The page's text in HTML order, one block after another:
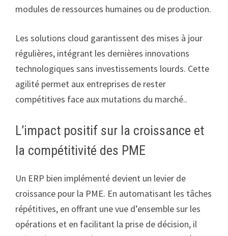
modules de ressources humaines ou de production.
Les solutions cloud garantissent des mises à jour
régulières, intégrant les dernières innovations
technologiques sans investissements lourds. Cette
agilité permet aux entreprises de rester
compétitives face aux mutations du marché..
L’impact positif sur la croissance et
la compétitivité des PME
Un ERP bien implémenté devient un levier de
croissance pour la PME. En automatisant les tâches
répétitives, en offrant une vue d’ensemble sur les
opérations et en facilitant la prise de décision, il